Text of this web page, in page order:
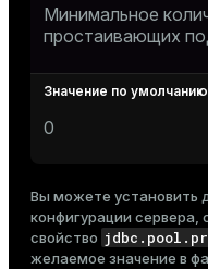
Минимальное
простаивающих
0
Вы можете установить
конфигурации сервера,
свойство
желаемое значение в